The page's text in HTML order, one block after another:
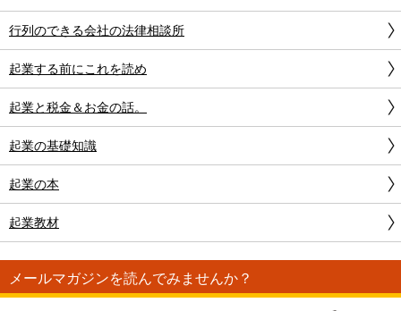
行列のできる会社の法律相談所
起業する前にこれを読め
起業と税金＆お金の話。
起業の基礎知識
起業の本
起業教材
メールマガジンを読んでみませんか？